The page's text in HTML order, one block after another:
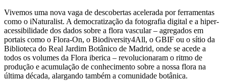
Vivemos uma nova vaga de descobertas acelerada por ferramentas
como o iNaturalist. A democratização da fotografia digital e a hiper-
acessibilidade dos dados sobre a flora vascular – agregados em
portais como o Flora-On, o Biodiversity4All, o GBIF ou o sítio da
Biblioteca do Real Jardim Botânico de Madrid, onde se acede a
todos os volumes da Flora iberica – revolucionaram o ritmo de
produção e acumulação de conhecimento sobre a nossa flora na
última década, alargando também a comunidade botânica.